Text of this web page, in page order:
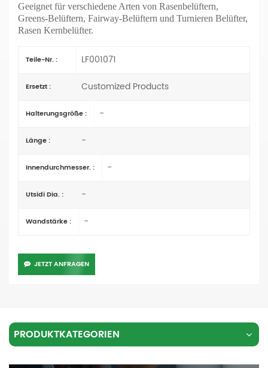
Geeignet für verschiedene Arten von Rasenbelüftern,
Greens-Belüftern, Fairway-Belüftern und Turnieren Belüfter,
Rasen Kernbelüfter.
Teile-Nr. : LF001071
Ersetzt : Customized Products
Halterungsgröße : -
Länge : -
Innendurchmesser. : -
Utsidi Dia. : -
Wandstärke : -
JETZT ANFRAGEN
PRODUKTKATEGORIEN